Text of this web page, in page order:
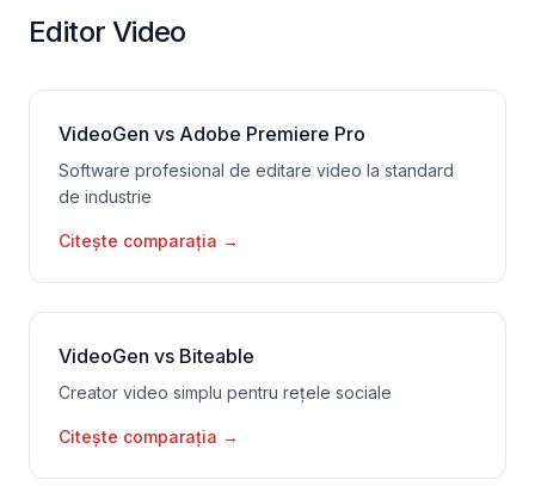
Editor Video
VideoGen vs Adobe Premiere Pro
Software profesional de editare video la standard
de industrie
Citește comparația →
VideoGen vs Biteable
Creator video simplu pentru rețele sociale
Citește comparația →